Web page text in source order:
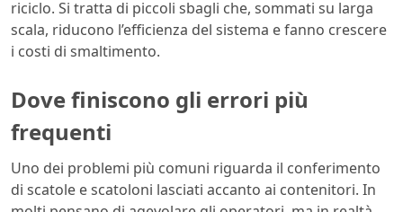
riciclo. Si tratta di piccoli sbagli che, sommati su larga
scala, riducono l’efficienza del sistema e fanno crescere
i costi di smaltimento.
Dove finiscono gli errori più
frequenti
Uno dei problemi più comuni riguarda il conferimento
di scatole e scatoloni lasciati accanto ai contenitori. In